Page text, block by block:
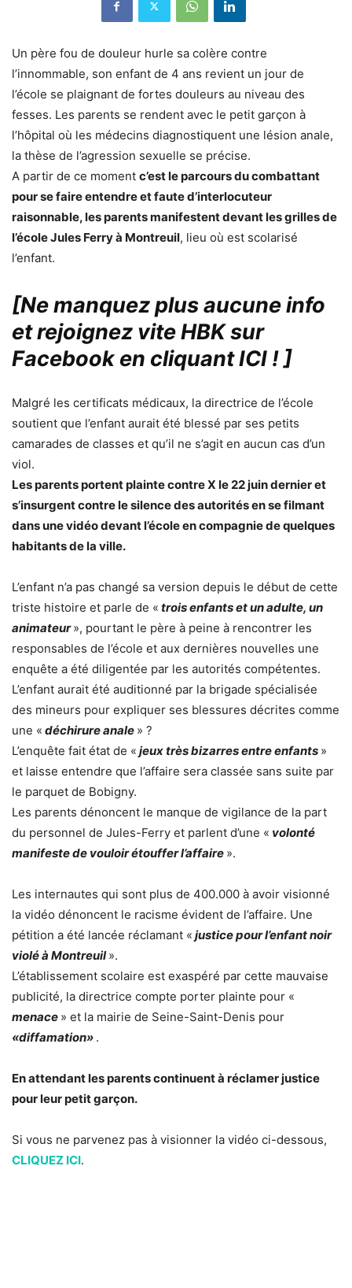
Un père fou de douleur hurle sa colère contre
l’innommable, son enfant de 4 ans revient un jour de
l’école se plaignant de fortes douleurs au niveau des
fesses. Les parents se rendent avec le petit garçon à
l’hôpital où les médecins diagnostiquent une lésion anale,
la thèse de l’agression sexuelle se précise.
A partir de ce moment c’est le parcours du combattant
pour se faire entendre et faute d’interlocuteur
raisonnable, les parents manifestent devant les grilles de
l’école Jules Ferry à Montreuil, lieu où est scolarisé
l’enfant.
[Ne manquez plus aucune info
et rejoignez vite HBK sur
Facebook en cliquant ICI ! ]
Malgré les certificats médicaux, la directrice de l’école
soutient que l’enfant aurait été blessé par ses petits
camarades de classes et qu’il ne s’agit en aucun cas d’un
viol.
Les parents portent plainte contre X le 22 juin dernier et
s’insurgent contre le silence des autorités en se filmant
dans une vidéo devant l’école en compagnie de quelques
habitants de la ville.
L’enfant n’a pas changé sa version depuis le début de cette
triste histoire et parle de « trois enfants et un adulte, un
animateur », pourtant le père à peine à rencontrer les
responsables de l’école et aux dernières nouvelles une
enquête a été diligentée par les autorités compétentes.
L’enfant aurait été auditionné par la brigade spécialisée
des mineurs pour expliquer ses blessures décrites comme
une « déchirure anale » ?
L’enquête fait état de « jeux très bizarres entre enfants »
et laisse entendre que l’affaire sera classée sans suite par
le parquet de Bobigny.
Les parents dénoncent le manque de vigilance de la part
du personnel de Jules-Ferry et parlent d’une « volonté
manifeste de vouloir étouffer l’affaire ».
Les internautes qui sont plus de 400.000 à avoir visionné
la vidéo dénoncent le racisme évident de l’affaire. Une
pétition a été lancée réclamant « justice pour l’enfant noir
violé à Montreuil ».
L’établissement scolaire est exaspéré par cette mauvaise
publicité, la directrice compte porter plainte pour «
menace » et la mairie de Seine-Saint-Denis pour
«diffamation» .
En attendant les parents continuent à réclamer justice
pour leur petit garçon.
Si vous ne parvenez pas à visionner la vidéo ci-dessous,
CLIQUEZ ICI.